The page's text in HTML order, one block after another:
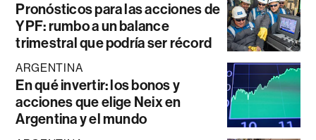
Pronósticos para las acciones de
YPF: rumbo a un balance
trimestral que podría ser récord
ARGENTINA
En qué invertir: los bonos y
acciones que elige Neix en
Argentina y el mundo